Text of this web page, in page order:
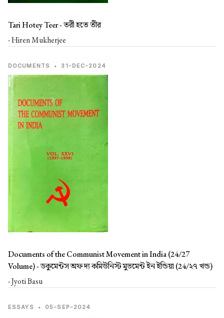
Tari Hotey Teer -তরী হতে তীর
- Hiren Mukherjee
DOCUMENTS • 31-DEC-2024
Documents of the Communist Movement in India (24/27
Volume) -ডকুমেন্টস অফ দ্য কমিউনিস্ট মুভমেন্ট ইন ইন্ডিয়া (24/২৭ খন্ড)
- Jyoti Basu
ESSAYS • 05-SEP-2024